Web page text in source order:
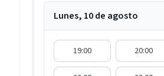
Lunes, 10 de agosto
19:00 20:00